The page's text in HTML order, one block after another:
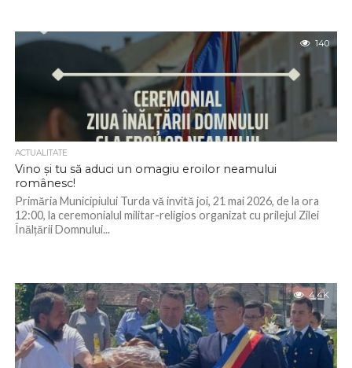
140
ACTUALITATE
Vino și tu să aduci un omagiu eroilor neamului
românesc!
Primăria Municipiului Turda vă invită joi, 21 mai 2026, de la ora
12:00, la ceremonialul militar-religios organizat cu prilejul Zilei
Înălțării Domnului...
4.4K